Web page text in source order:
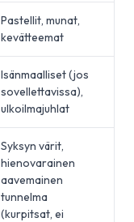
Pastellit, munat,
kevätteemat
Isänmaalliset (jos
sovellettavissa),
ulkoilmajuhlat
Syksyn värit,
hienovarainen
aavemainen
tunnelma
(kurpitsat, ei